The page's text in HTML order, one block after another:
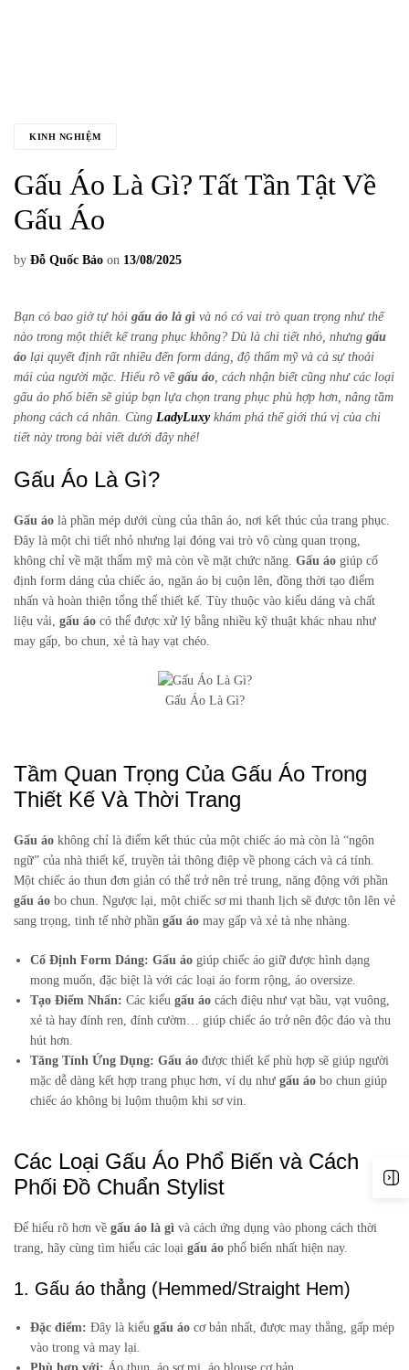
KINH NGHIỆM
Gấu Áo Là Gì? Tất Tần Tật Về
Gấu Áo
by Đỗ Quốc Bảo on 13/08/2025
Bạn có bao giờ tự hỏi gấu áo là gì và nó có vai trò quan trọng như thế
nào trong một thiết kế trang phục không? Dù là chi tiết nhỏ, nhưng gấu
áo lại quyết định rất nhiều đến form dáng, độ thẩm mỹ và cả sự thoải
mái của người mặc. Hiểu rõ về gấu áo, cách nhận biết cũng như các loại
gấu áo phổ biến sẽ giúp bạn lựa chọn trang phục phù hợp hơn, nâng tầm
phong cách cá nhân. Cùng LadyLuxykhám phá thế giới thú vị của chi
tiết này trong bài viết dưới đây nhé!
Gấu Áo Là Gì?
Gấu áo là phần mép dưới cùng của thân áo, nơi kết thúc của trang phục.
Đây là một chi tiết nhỏ nhưng lại đóng vai trò vô cùng quan trọng,
không chỉ về mặt thẩm mỹ mà còn về mặt chức năng. Gấu áo giúp cố
định form dáng của chiếc áo, ngăn áo bị cuộn lên, đồng thời tạo điểm
nhấn và hoàn thiện tổng thể thiết kế. Tùy thuộc vào kiểu dáng và chất
liệu vải, gấu áo có thể được xử lý bằng nhiều kỹ thuật khác nhau như
may gấp, bo chun, xẻ tà hay vạt chéo.
Gấu Áo Là Gì?
Tầm Quan Trọng Của Gấu Áo Trong
Thiết Kế Và Thời Trang
Gấu áo không chỉ là điểm kết thúc của một chiếc áo mà còn là “ngôn
ngữ” của nhà thiết kế, truyền tải thông điệp về phong cách và cá tính.
Một chiếc áo thun đơn giản có thể trở nên trẻ trung, năng động với phần
gấu áo bo chun. Ngược lại, một chiếc sơ mi thanh lịch sẽ được tôn lên vẻ
sang trọng, tinh tế nhờ phần gấu áo may gấp và xẻ tà nhẹ nhàng.
Cố Định Form Dáng: Gấu áo giúp chiếc áo giữ được hình dạng
mong muốn, đặc biệt là với các loại áo form rộng, áo oversize.
Tạo Điểm Nhấn: Các kiểugấu áo cách điệu như vạt bầu, vạt vuông,
xẻ tà hay đính ren, đính cườm… giúp chiếc áo trở nên độc đáo và thu
hút hơn.
Tăng Tính Ứng Dụng: Gấu áo được thiết kế phù hợp sẽ giúp người
mặc dễ dàng kết hợp trang phục hơn, ví dụ nhưgấu áo bo chun giúp
chiếc áo không bị luộm thuộm khi sơ vin.
Các Loại Gấu Áo Phổ Biến và Cách
Phối Đồ Chuẩn Stylist
Để hiểu rõ hơn về gấu áo là gì và cách ứng dụng vào phong cách thời
trang, hãy cùng tìm hiểu các loại gấu áo phổ biến nhất hiện nay.
1. Gấu áo thẳng (Hemmed/Straight Hem)
Đặc điểm: Đây là kiểugấu áo cơ bản nhất, được may thẳng, gấp mép
vào trong và may lại.